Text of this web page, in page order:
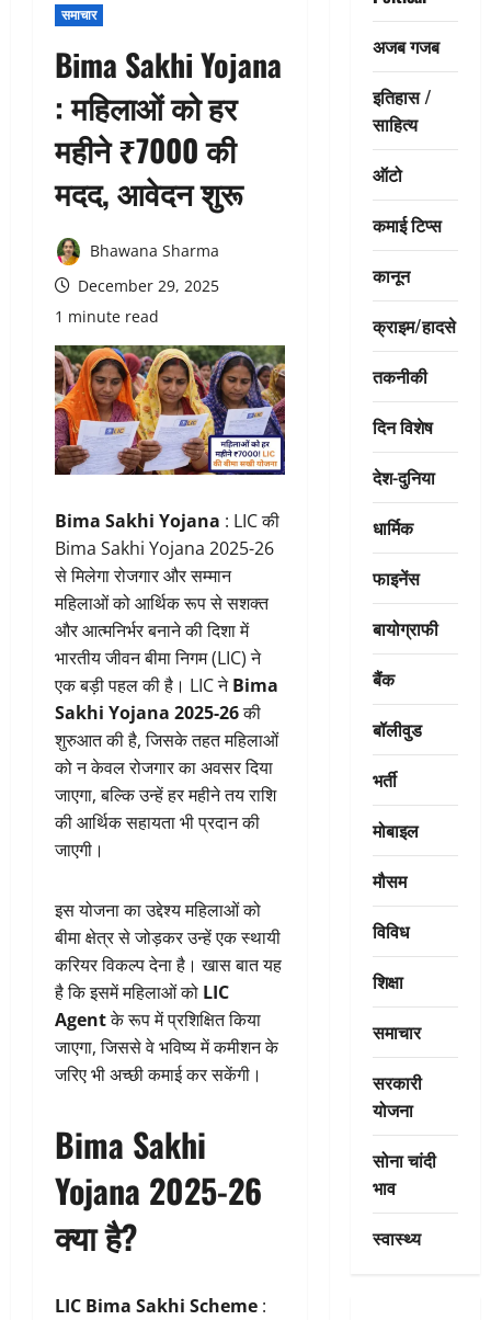
समाचार
Bima Sakhi Yojana
: महिलाओं को हर
महीने ₹7000 की
मदद, आवेदन शुरू
Bhawana Sharma
December 29, 2025
1 minute read
Bima Sakhi Yojana : LIC की
Bima Sakhi Yojana 2025-26
से मिलेगा रोजगार और सम्मान
महिलाओं को आर्थिक रूप से सशक्त
और आत्मनिर्भर बनाने की दिशा में
भारतीय जीवन बीमा निगम (LIC) ने
एक बड़ी पहल की है। LIC नेBima
Sakhi Yojana 2025-26की
शुरुआत की है, जिसके तहत महिलाओं
को न केवल रोजगार का अवसर दिया
जाएगा, बल्कि उन्हें हर महीने तय राशि
की आर्थिक सहायता भी प्रदान की
जाएगी।
इस योजना का उद्देश्य महिलाओं को
बीमा क्षेत्र से जोड़कर उन्हें एक स्थायी
करियर विकल्प देना है। खास बात यह
है कि इसमें महिलाओं को LIC
Agentके रूप में प्रशिक्षित किया
जाएगा, जिससे वे भविष्य में कमीशन के
जरिए भी अच्छी कमाई कर सकेंगी।
Bima Sakhi
Yojana 2025-26
क्या है?
LIC Bima Sakhi Scheme :
अजब गजब
इतिहास /
साहित्य
ऑटो
कमाई टिप्स
कानून
क्राइम/हादसे
तकनीकी
दिन विशेष
देश-दुनिया
धार्मिक
फाइनेंस
बायोग्राफी
बैंक
बॉलीवुड
भर्ती
मोबाइल
मौसम
विविध
शिक्षा
समाचार
सरकारी
योजना
सोना चांदी
भाव
स्वास्थ्य